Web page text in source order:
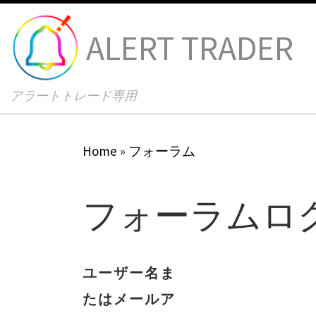
Skip to content
ALERT TRADER
アラートトレード専用
Home » フォーラム
フォーラムロ
ユーザー名ま
たはメールア